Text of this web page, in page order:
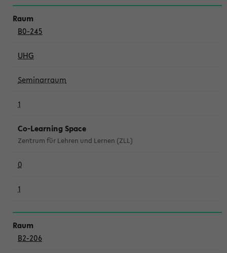
B0-245
UHG
Seminarraum
1
Co-Learning Space
Zentrum für Lehren und Lernen (ZLL)
0
1
B2-206